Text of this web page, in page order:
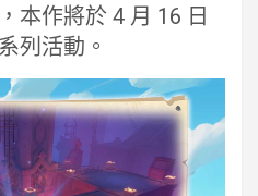
本作將於 4 月 16 日
列活動。